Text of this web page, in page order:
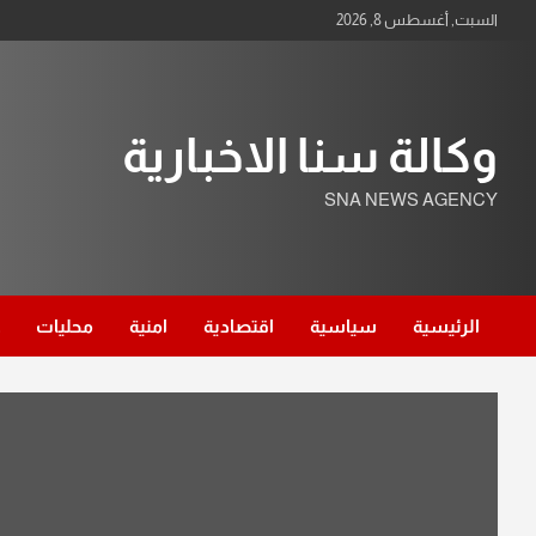
السبت, أغسطس 8, 2026
وكالة سنا الاخبارية
SNA NEWS AGENCY
الرئيسية سياسية اقتصادية امنية محليات